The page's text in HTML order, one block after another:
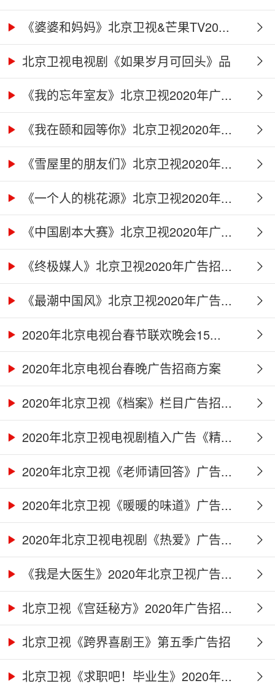
《婆婆和妈妈》北京卫视&芒果TV20...
北京卫视电视剧《如果岁月可回头》品
牌...《我的忘年室友》北京卫视2020年广...
《我在颐和园等你》北京卫视2020年...
《雪屋里的朋友们》北京卫视2020年...
《一个人的桃花源》北京卫视2020年...
《中国剧本大赛》北京卫视2020年广...
《终极媒人》北京卫视2020年广告招...
《最潮中国风》北京卫视2020年广告...
2020年北京电视台春节联欢晚会15...
2020年北京电视台春晚广告招商方案
2020年北京卫视《档案》栏目广告招...
2020年北京卫视电视剧植入广告《精...
2020年北京卫视《老师请回答》广告...
2020年北京卫视《暖暖的味道》广告...
2020年北京卫视电视剧《热爱》广告...
《我是大医生》2020年北京卫视广告...
北京卫视《宫廷秘方》2020年广告招...
北京卫视《跨界喜剧王》第五季广告招
商...北京卫视《求职吧！毕业生》2020年...